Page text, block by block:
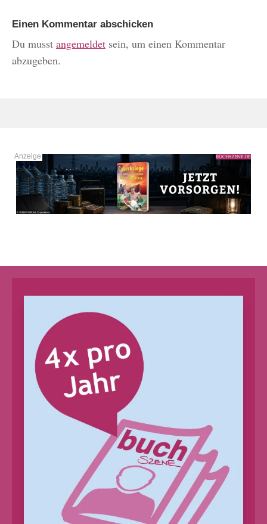
Einen Kommentar abschicken
Du musst angemeldet sein, um einen Kommentar
abzugeben.